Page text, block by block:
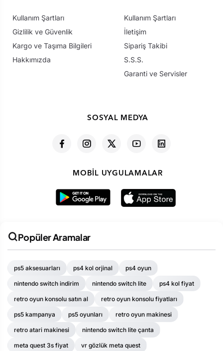
Kullanım Şartları
Gizlilik ve Güvenlik
Kargo ve Taşıma Bilgileri
Hakkımızda
Kullanım Şartları
İletişim
Sipariş Takibi
S.S.S.
Garanti ve Servisler
SOSYAL MEDYA
MOBIL UYGULAMALAR
Popüler Aramalar
ps5 aksesuarları ps4 kol orjinal ps4 oyun
nintendo switch indirim nintendo switch lite ps4 kol fiyat
retro oyun konsolu satın al retro oyun konsolu fiyatları
ps5 kampanya ps5 oyunları retro oyun makinesi
retro atari makinesi nintendo switch lite çanta
meta quest 3s fiyat vr gözlük meta quest